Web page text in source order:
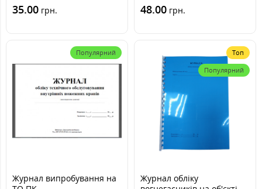
35.00 грн. 48.00 грн.
Популярний
Журнал випробування на
Топ
Популярний
Журнал обліку